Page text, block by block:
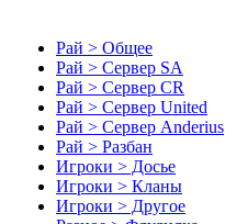
Рай > Общее
Рай > Сервер SA
Рай > Сервер CR
Рай > Сервер United
Рай > Сервер Anderius
Рай > Разбан
Игроки > Досье
Игроки > Кланы
Игроки > Другое